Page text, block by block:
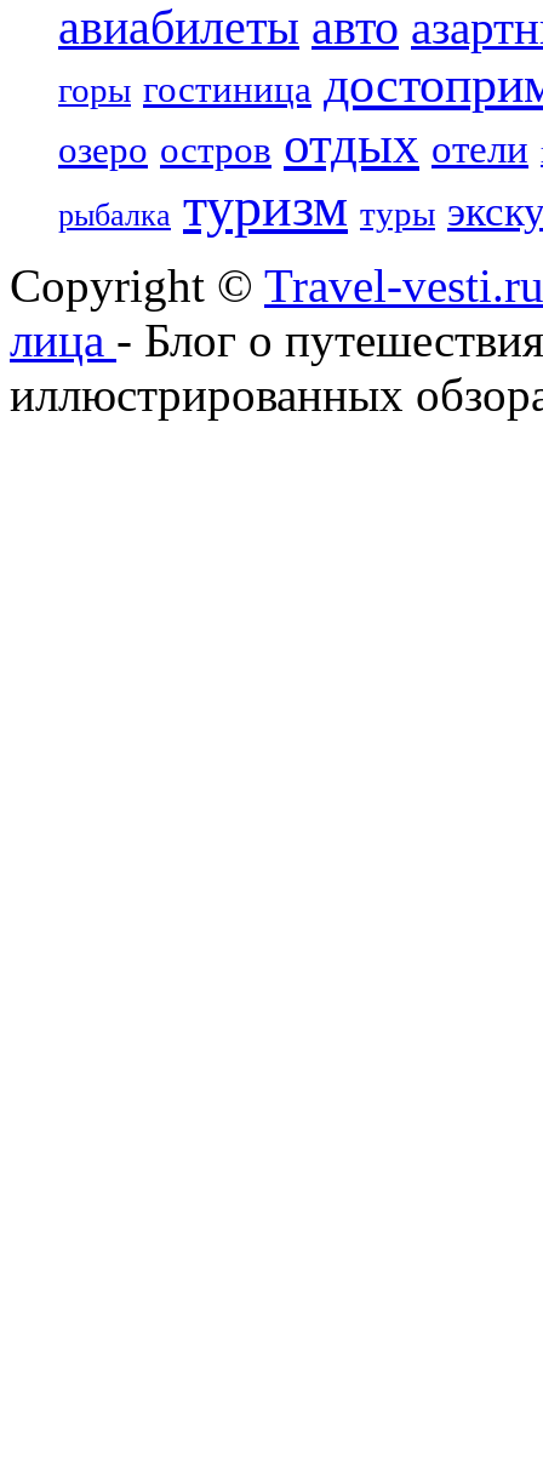
авиабилеты авто
горы гостиница
озеро остров отдых отели
рыбалка туризм туры
Copyright © Travel-
лица - Блог о
иллюстрированных